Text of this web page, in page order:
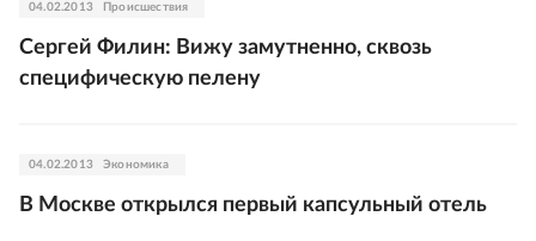
04.02.2013 Происшествия
Сергей Филин: Вижу замутненно, сквозь
специфическую пелену
04.02.2013 Экономика
В Москве открылся первый капсульный отель